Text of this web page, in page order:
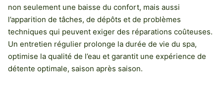
non seulement une baisse du confort, mais aussi
l’apparition de tâches, de dépôts et de problèmes
techniques qui peuvent exiger des réparations coûteuses.
Un entretien régulier prolonge la durée de vie du spa,
optimise la qualité de l’eau et garantit une expérience de
détente optimale, saison après saison.